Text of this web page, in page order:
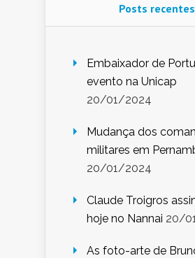
Posts recentes
Embaixador de
evento na Unicap
20/01/2024
Mudança dos
militares em
20/01/2024
Claude Troigros
hoje no Nannai 20/
As foto-arte de